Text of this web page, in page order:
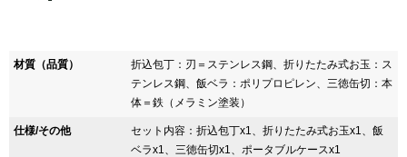
材質（品質）
折込包丁：刃＝ステンレス鋼、折りたたみ式お玉：ス
テンレス鋼、飯ベラ：ポリプロピレン、三徳缶切：本
体＝鉄（メラミン塗装）
仕様/その他
セット内容：折込包丁x1、折りたたみ式お玉x1、飯
ベラx1、三徳缶切x1、ポータブルケースx1